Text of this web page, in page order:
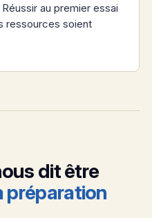
au premier essai
ressources soient
dit être
préparation